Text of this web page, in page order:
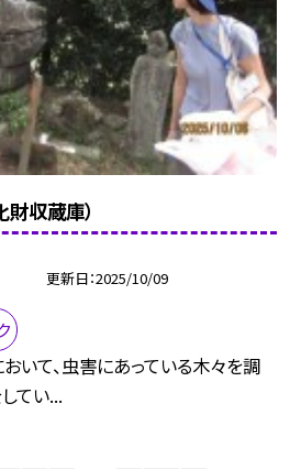
収蔵庫）
更新日 2025/10/09
いて、虫害にあっている木々を調
てい...